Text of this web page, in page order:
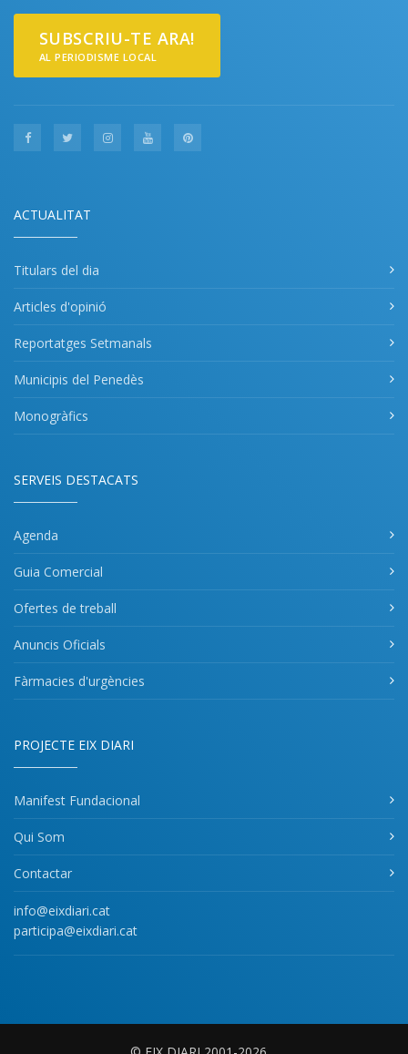
SUBSCRIU-TE ARA!
AL PERIODISME LOCAL
ACTUALITAT
Titulars del dia
Articles d'opinió
Reportatges Setmanals
Municipis del Penedès
Monogràfics
SERVEIS DESTACATS
Agenda
Guia Comercial
Ofertes de treball
Anuncis Oficials
Fàrmacies d'urgències
PROJECTE EIX DIARI
Manifest Fundacional
Qui Som
Contactar
info@eixdiari.cat
participa@eixdiari.cat